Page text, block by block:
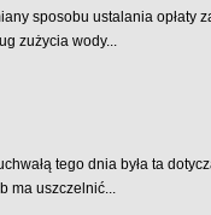
sposobu ustalania
zużycia wody...
tego dnia była ta
ma uszczelnić...